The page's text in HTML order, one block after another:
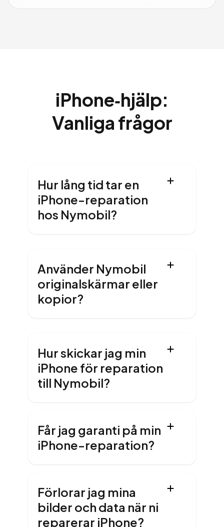
iPhone‑hjälp:
Vanliga frågor
Hur lång tid tar en
iPhone-reparation
hos Nymobil?
Använder Nymobil
originalskärmar eller
kopior?
Hur skickar jag min
iPhone för reparation
till Nymobil?
Får jag garanti på min
iPhone-reparation?
Förlorar jag mina
bilder och data när ni
reparerar iPhone?